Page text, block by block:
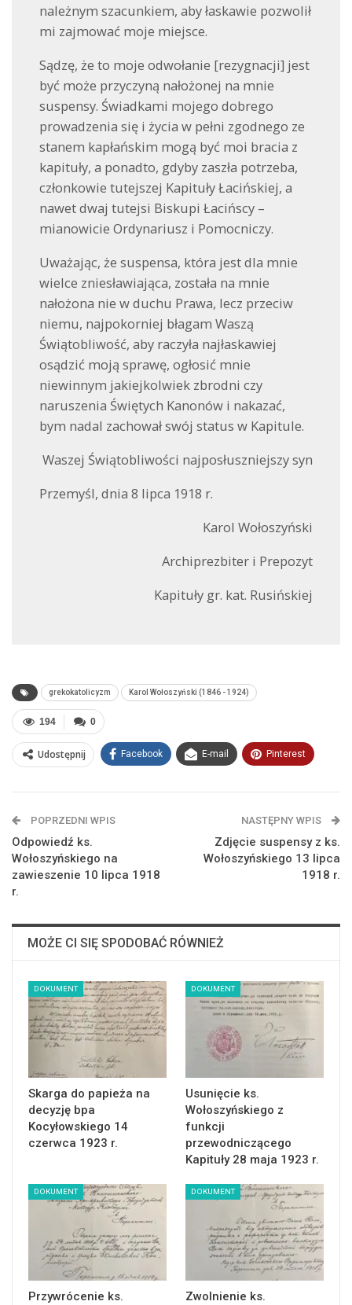
należnym szacunkiem, aby łaskawie pozwolił
mi zajmować moje miejsce.
Sądzę, że to moje odwołanie [rezygnacji] jest
być może przyczyną nałożonej na mnie
suspensy. Świadkami mojego dobrego
prowadzenia się i życia w pełni zgodnego ze
stanem kapłańskim mogą być moi bracia z
kapituły, a ponadto, gdyby zaszła potrzeba,
członkowie tutejszej Kapituły Łacińskiej, a
nawet dwaj tutejsi Biskupi Łacińscy –
mianowicie Ordynariusz i Pomocniczy.
Uważając, że suspensa, która jest dla mnie
wielce zniesławiająca, została na mnie
nałożona nie w duchu Prawa, lecz przeciw
niemu, najpokorniej błagam Waszą
Świątobliwość, aby raczyła najłaskawiej
osądzić moją sprawę, ogłosić mnie
niewinnym jakiejkolwiek zbrodni czy
naruszenia Świętych Kanonów i nakazać,
bym nadal zachował swój status w Kapitule.
Waszej Świątobliwości najposłuszniejszy syn
Przemyśl, dnia 8 lipca 1918 r.
Karol Wołoszyński
Archiprezbiter i Prepozyt
Kapituły gr. kat. Rusińskiej
grekokatolicyzm Karol Wołoszyński (1846 - 1924)
0
194
Udostępnij Facebook E-mail Pinterest
POPRZEDNI WPIS
Odpowiedź ks.
Wołoszyńskiego na
zawieszenie 10 lipca 1918
r.
NASTĘPNY WPIS
Zdjęcie suspensy z ks.
Wołoszyńskiego 13 lipca
1918 r.
MOŻE CI SIĘ SPODOBAĆ RÓWNIEŻ
DOKUMENT
Skarga do papieża na
decyzję bpa
Kocyłowskiego 14
czerwca 1923 r.
DOKUMENT
Usunięcie ks.
Wołoszyńskiego z
funkcji
przewodniczącego
Kapituły 28 maja 1923 r.
DOKUMENT
Przywrócenie ks.
DOKUMENT
Zwolnienie ks.